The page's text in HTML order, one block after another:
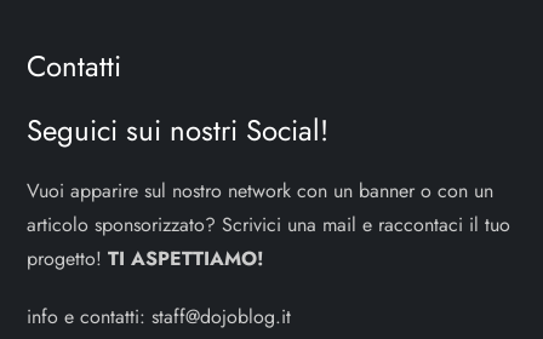
Contatti
Seguici sui nostri Social!
Vuoi apparire sul nostro network con un banner o con un
articolo sponsorizzato? Scrivici una mail e raccontaci il tuo
progetto!TI ASPETTIAMO!
info e contatti:staff@dojoblog.it